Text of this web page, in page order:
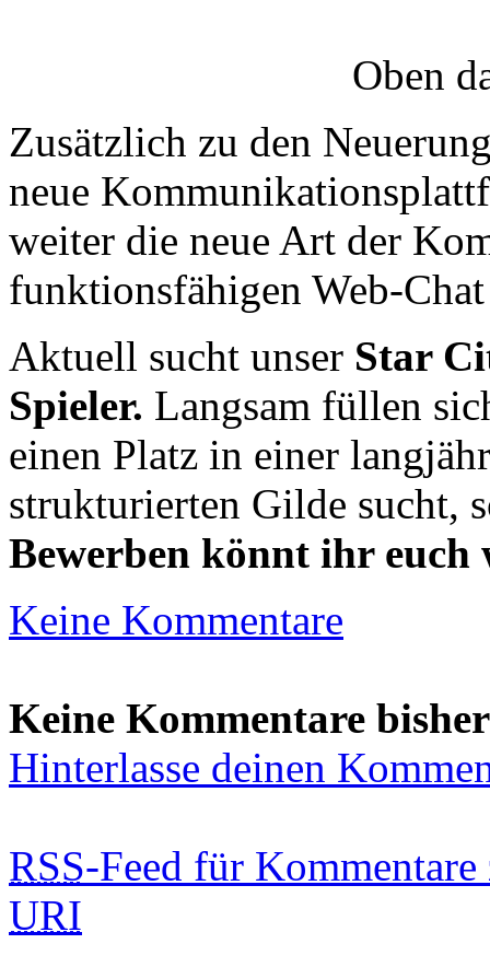
Oben
Zusätzlich zu den
neue
weiter die neue Art der
funktionsfähigen Web-
Aktuell sucht unser Star
Spieler. Langsam füllen
einen Platz in einer
strukturierten Gilde sucht,
Bewerben könnt ihr euch
Keine Kommentare
Keine Kommentare bisher
Hinterlasse deinen
RSS-Feed für
URI